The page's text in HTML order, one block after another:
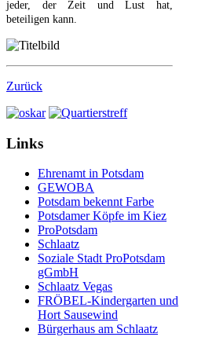
jeder, der Zeit und Lust hat,
beteiligen kann.
Zurück
Links
Ehrenamt in Potsdam
GEWOBA
Potsdam bekennt Farbe
Potsdamer Köpfe im Kiez
ProPotsdam
Schlaatz
Soziale Stadt ProPotsdam
gGmbH
Schlaatz Vegas
FRÖBEL-Kindergarten und
Hort Sausewind
Bürgerhaus am Schlaatz